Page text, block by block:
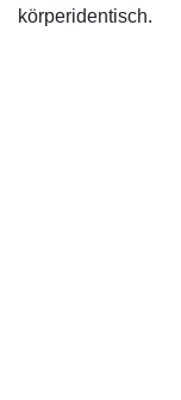
körperidentisch.